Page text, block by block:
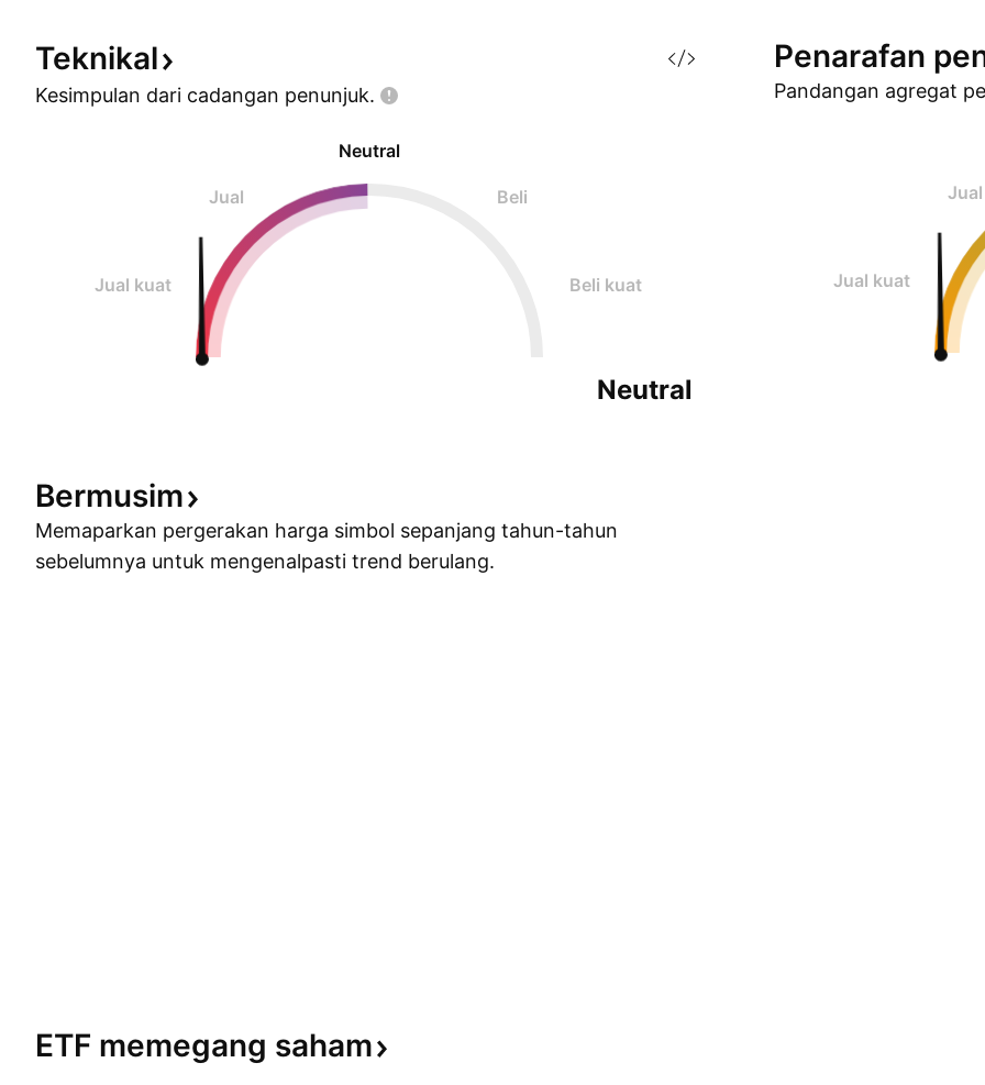
Teknikal
Kesimpulan dari cadangan penunjuk.
Neutral
Jual Beli
Jual kuat Beli kuat
Neutral
Penarafan
Pandangan agregat
Jual
Jual kuat
Bermusim
Memaparkan pergerakan harga simbol sepanjang tahun-tahun
sebelumnya untuk mengenalpasti trend berulang.
ETF memegang saham